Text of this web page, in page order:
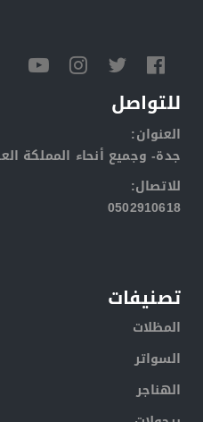
للتواصل
:العنوان
جدة- وجميع أنحاء المملكة
:للاتصال
0502910618
تصنيفات
المظلات
السواتر
الهناجر